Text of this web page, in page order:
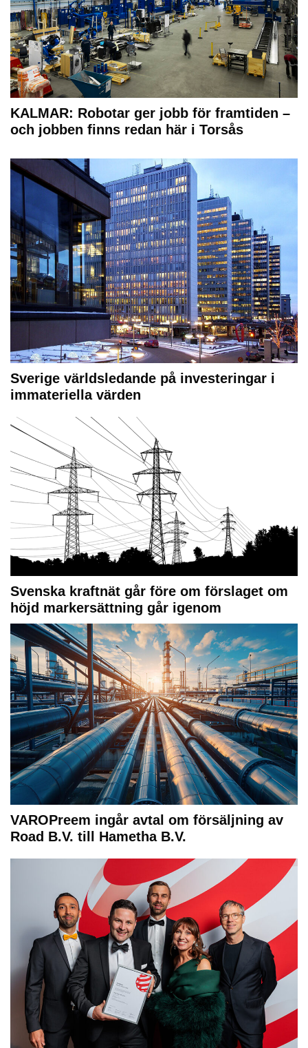
KALMAR: Robotar ger jobb för framtiden –
och jobben finns redan här i Torsås
Sverige världsledande på investeringar i
immateriella värden
Svenska kraftnät går före om förslaget om
höjd markersättning går igenom
VAROPreem ingår avtal om försäljning av
Road B.V. till Hametha B.V.